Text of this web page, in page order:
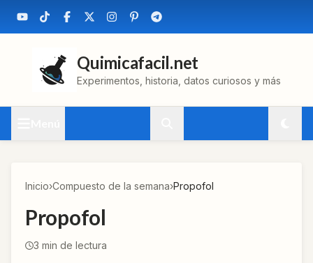
Quimicafacil.net
Experimentos, historia, datos curiosos y más
Inicio›Compuesto de la semana›Propofol
Propofol
3 min de lectura